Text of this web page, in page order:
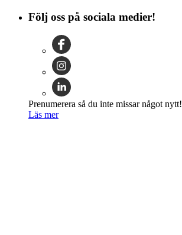
Följ oss på sociala medier!
Prenumerera så du inte missar något nytt!
Läs mer